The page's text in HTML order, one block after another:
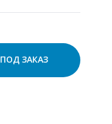
ПОД ЗАКАЗ